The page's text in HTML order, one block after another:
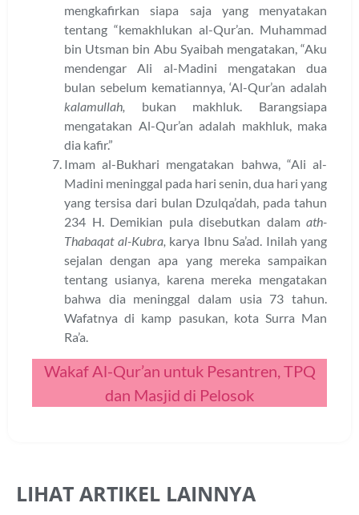
mengkafirkan siapa saja yang menyatakan
tentang “kemakhlukan al-Qur’an. Muhammad
bin Utsman bin Abu Syaibah mengatakan, “Aku
mendengar Ali al-Madini mengatakan dua
bulan sebelum kematiannya, ‘Al-Qur’an adalah
kalamullah, bukan makhluk. Barangsiapa
mengatakan Al-Qur’an adalah makhluk, maka
dia kafir.”
Imam al-Bukhari mengatakan bahwa, “Ali al-
Madini meninggal pada hari senin, dua hari yang
yang tersisa dari bulan Dzulqa’dah, pada tahun
234 H. Demikian pula disebutkan dalam ath-
Thabaqat al-Kubra, karya Ibnu Sa’ad. Inilah yang
sejalan dengan apa yang mereka sampaikan
tentang usianya, karena mereka mengatakan
bahwa dia meninggal dalam usia 73 tahun.
Wafatnya di kamp pasukan, kota Surra Man
Ra’a.
Wakaf Al-Qur’an untuk Pesantren, TPQ
dan Masjid di Pelosok
LIHAT ARTIKEL LAINNYA